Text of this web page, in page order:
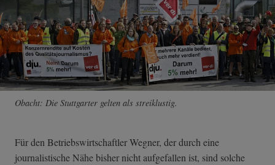
Obacht: Die Stuttgarter gelten als streiklustig.
Für den Betriebswirtschaftler Wegner, der durch eine
journalistische Nähe bisher nicht aufgefallen ist, sind solche